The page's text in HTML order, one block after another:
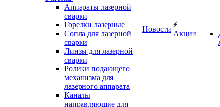
Аппараты лазерной
сварки
Горелки лазерные
Сопла для лазерной
сварки
Линзы для лазерной
сварки
Ролики подающего
механизма для
лазерного аппарата
Каналы
направляющие для
Новости
Акции